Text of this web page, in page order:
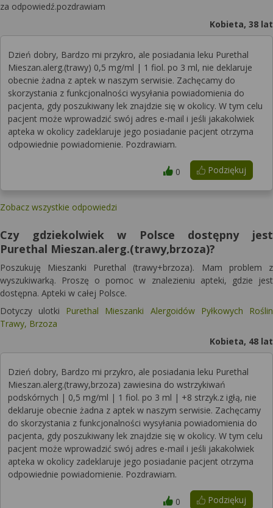
za odpowiedź.pozdrawiam
Kobieta, 38 lat
Dzień dobry, Bardzo mi przykro, ale posiadania leku Purethal
Mieszan.alerg.(trawy) 0,5 mg/ml | 1 fiol. po 3 ml, nie deklaruje
obecnie żadna z aptek w naszym serwisie. Zachęcamy do
skorzystania z funkcjonalności wysyłania powiadomienia do
pacjenta, gdy poszukiwany lek znajdzie się w okolicy. W tym celu
pacjent może wprowadzić swój adres e-mail i jeśli jakakolwiek
apteka w okolicy zadeklaruje jego posiadanie pacjent otrzyma
odpowiednie powiadomienie. Pozdrawiam.
Podziękuj
0
Zobacz wszystkie odpowiedzi
Czy gdziekolwiek w Polsce dostępny jest
Purethal Mieszan.alerg.(trawy,brzoza)?
Poszukuję Mieszanki Purethal (trawy+brzoza). Mam problem z
wyszukiwarką. Proszę o pomoc w znalezieniu apteki, gdzie jest
dostępna. Apteki w całej Polsce.
Dotyczy ulotki Purethal Mieszanki Alergoidów Pyłkowych Roślin
Trawy, Brzoza
Kobieta, 48 lat
Dzień dobry, Bardzo mi przykro, ale posiadania leku Purethal
Mieszan.alerg.(trawy,brzoza) zawiesina do wstrzykiwań
podskórnych | 0,5 mg/ml | 1 fiol. po 3 ml | +8 strzyk.z igłą, nie
deklaruje obecnie żadna z aptek w naszym serwisie. Zachęcamy
do skorzystania z funkcjonalności wysyłania powiadomienia do
pacjenta, gdy poszukiwany lek znajdzie się w okolicy. W tym celu
pacjent może wprowadzić swój adres e-mail i jeśli jakakolwiek
apteka w okolicy zadeklaruje jego posiadanie pacjent otrzyma
odpowiednie powiadomienie. Pozdrawiam.
Podziękuj
0